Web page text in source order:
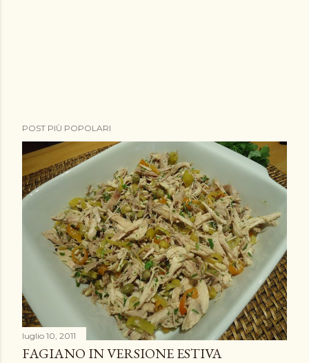
POST PIÙ POPOLARI
luglio 10, 2011
FAGIANO IN VERSIONE ESTIVA